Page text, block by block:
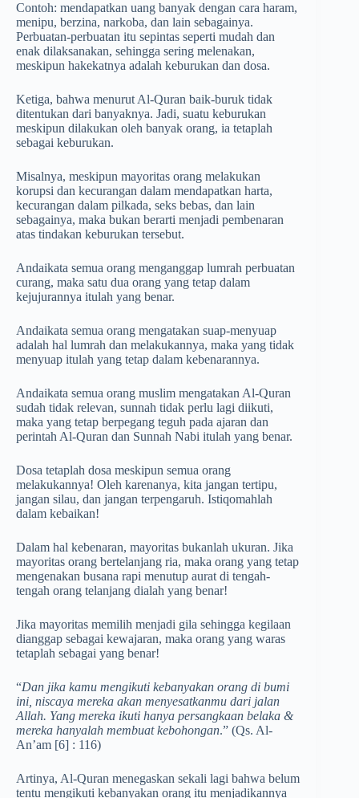
Contoh: mendapatkan uang banyak dengan cara haram,
menipu, berzina, narkoba, dan lain sebagainya.
Perbuatan-perbuatan itu sepintas seperti mudah dan
enak dilaksanakan, sehingga sering melenakan,
meskipun hakekatnya adalah keburukan dan dosa.
Ketiga, bahwa menurut Al-Quran baik-buruk tidak
ditentukan dari banyaknya. Jadi, suatu keburukan
meskipun dilakukan oleh banyak orang, ia tetaplah
sebagai keburukan.
Misalnya, meskipun mayoritas orang melakukan
korupsi dan kecurangan dalam mendapatkan harta,
kecurangan dalam pilkada, seks bebas, dan lain
sebagainya, maka bukan berarti menjadi pembenaran
atas tindakan keburukan tersebut.
Andaikata semua orang menganggap lumrah perbuatan
curang, maka satu dua orang yang tetap dalam
kejujurannya itulah yang benar.
Andaikata semua orang mengatakan suap-menyuap
adalah hal lumrah dan melakukannya, maka yang tidak
menyuap itulah yang tetap dalam kebenarannya.
Andaikata semua orang muslim mengatakan Al-Quran
sudah tidak relevan, sunnah tidak perlu lagi diikuti,
maka yang tetap berpegang teguh pada ajaran dan
perintah Al-Quran dan Sunnah Nabi itulah yang benar.
Dosa tetaplah dosa meskipun semua orang
melakukannya! Oleh karenanya, kita jangan tertipu,
jangan silau, dan jangan terpengaruh. Istiqomahlah
dalam kebaikan!
Dalam hal kebenaran, mayoritas bukanlah ukuran. Jika
mayoritas orang bertelanjang ria, maka orang yang tetap
mengenakan busana rapi menutup aurat di tengah-
tengah orang telanjang dialah yang benar!
Jika mayoritas memilih menjadi gila sehingga kegilaan
dianggap sebagai kewajaran, maka orang yang waras
tetaplah sebagai yang benar!
“Dan jika kamu mengikuti kebanyakan orang di bumi
ini, niscaya mereka akan menyesatkanmu dari jalan
Allah. Yang mereka ikuti hanya persangkaan belaka &
mereka hanyalah membuat kebohongan.” (Qs. Al-
An’am [6] : 116)
Artinya, Al-Quran menegaskan sekali lagi bahwa belum
tentu mengikuti kebanyakan orang itu menjadikannya